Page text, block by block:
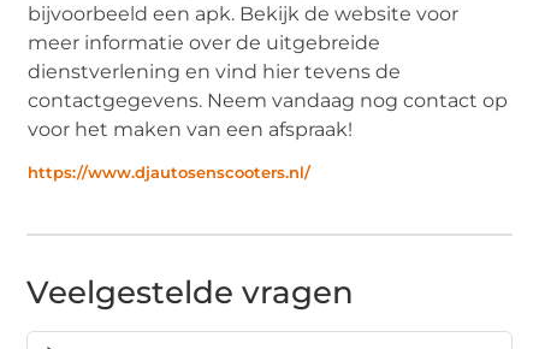
bijvoorbeeld een apk. Bekijk de website voor
meer informatie over de uitgebreide
dienstverlening en vind hier tevens de
contactgegevens. Neem vandaag nog contact op
voor het maken van een afspraak!
https://www.djautosenscooters.nl/
Veelgestelde vragen